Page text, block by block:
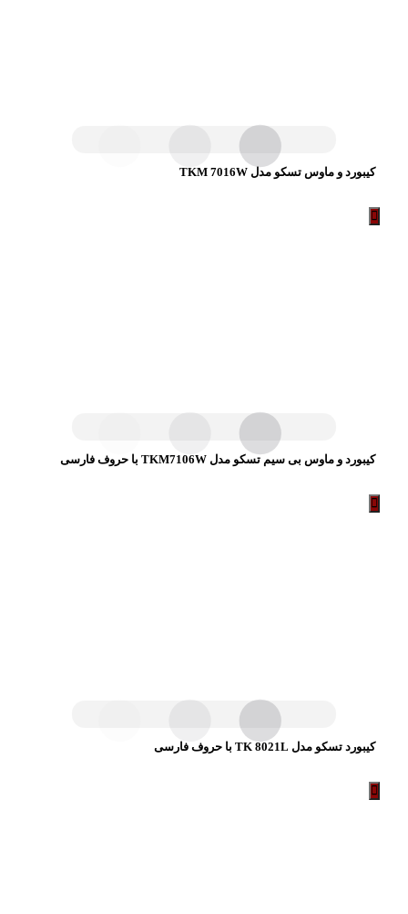
کیبورد و ماوس تسکو مدل TKM 7016W
کیبورد و ماوس بی سیم تسکو مدل TKM7106W با حروف فارسی
کیبورد تسکو مدل TK 8021L با حروف فارسی